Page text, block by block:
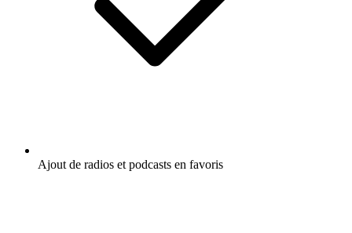
Ajout de radios et podcasts en favoris